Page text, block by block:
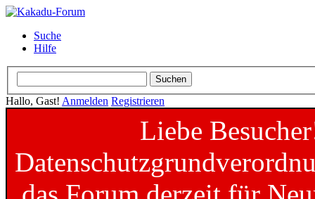
Suche
Hilfe
Hallo, Gast! Anmelden Registrieren
Liebe